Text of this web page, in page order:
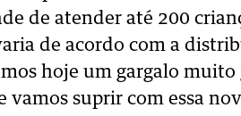
de atender até 200
de acordo com a
hoje um gargalo
vamos suprir com essa